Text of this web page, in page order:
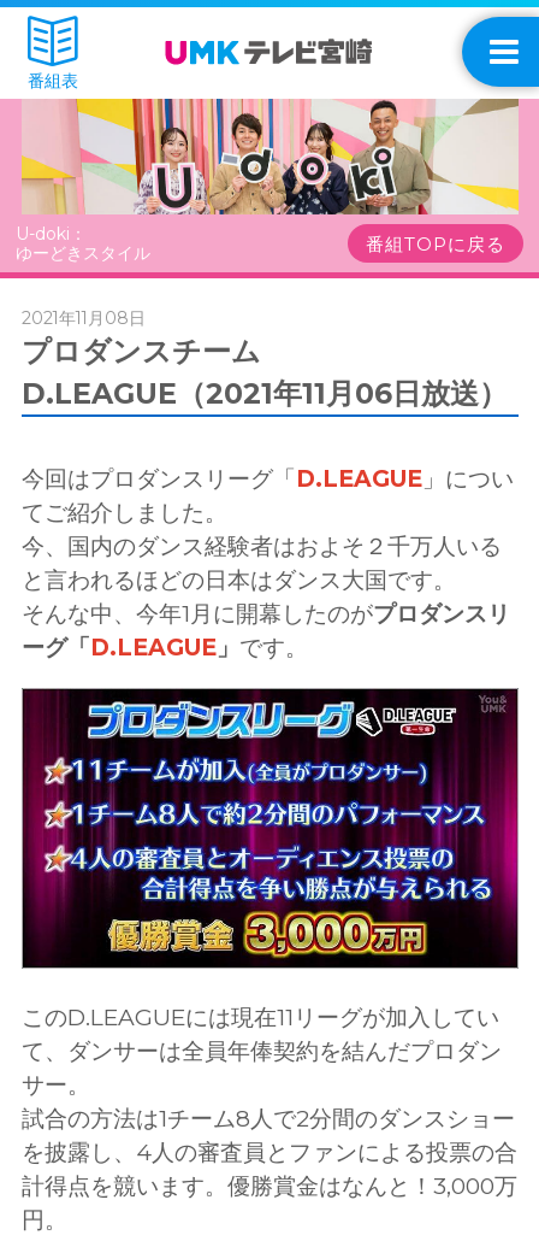
番組表
U-doki：
ゆーどきスタイル
番組TOPに戻る
2021年11月08日
プロダンスチーム
D.LEAGUE（2021年11月06日放送）
今回はプロダンスリーグ「D.LEAGUE」につい
てご紹介しました。
今、国内のダンス経験者はおよそ２千万人いる
と言われるほどの日本はダンス大国です。
そんな中、今年1月に開幕したのがプロダンスリ
ーグ「D.LEAGUE」 です。
このD.LEAGUEには現在11リーグが加入してい
て、ダンサーは全員年俸契約を結んだプロダン
サー。
試合の方法は1チーム8人で2分間のダンスショー
を披露し、4人の審査員とファンによる投票の合
計得点を競います。優勝賞金はなんと！3,000万
円。